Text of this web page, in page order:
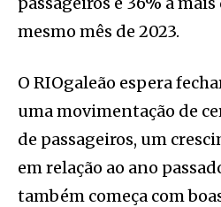
mesmo mês de 2023.
O RIOgaleão espera
uma movimentação de
de passageiros, um
em relação ao ano
também começa com